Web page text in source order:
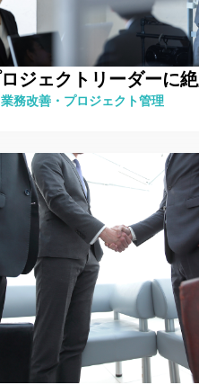
業務改善・プロジェクト管理